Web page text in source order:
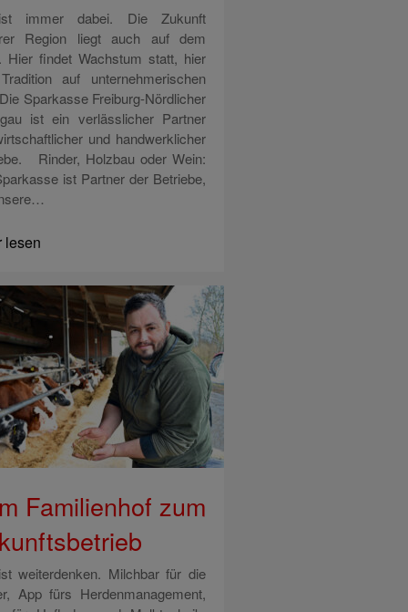
ist immer dabei. Die Zukunft
Region liegt auch auf dem
Hier findet Wachstum statt, hier
auf unternehmerischen
Sparkasse Freiburg-Nördlicher
ist ein verlässlicher Partner
und handwerklicher
Rinder, Holzbau oder Wein:
ist Partner der Betriebe,
lesen
Familienhof zum
weiterdenken. Milchbar für die
App fürs Herdenmanagement,